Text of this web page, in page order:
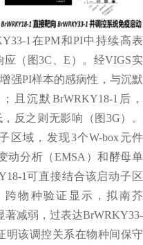
1在PM和PI中持续高表
（图3C、E）。经VIGS实
强PI样本的感病性，与沉默
且沉默BrWRKY18-1后，
反之则无影响（图3G）。
区域，发现3个W-box元件
动分析（EMSA）和酵母单
1可直接结合该启动子区
物种验证显示，拟南芥
著减弱，过表达BrWRKY33-
明该调控关系在物种间保守